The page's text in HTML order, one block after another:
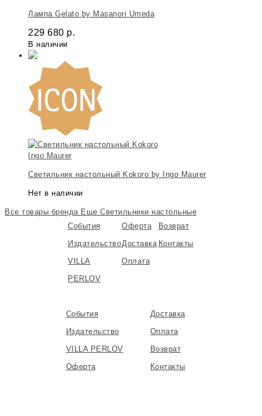
Лампа Gelato by Masanori Umeda
229 680 р.
В наличии
Ingo Maurer
Светильник настольный Kokoro by Ingo Maurer
Нет в наличии
Все товары бренда Еще Светильники настольные
События
Издательство
VILLA
PERLOV
Оферта
Доставка
Оплата
Возврат
Контакты
События
Издательство
VILLA PERLOV
Оферта
Доставка
Оплата
Возврат
Контакты